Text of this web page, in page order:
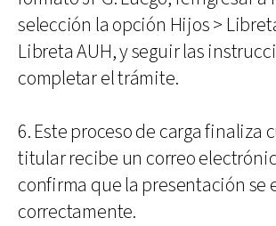
selección la opción Hijos >
Libreta AUH, y seguir las
completar el trámite.
6. Este proceso de carga finaliza
titular recibe un correo
confirma que la presentación se
correctamente.